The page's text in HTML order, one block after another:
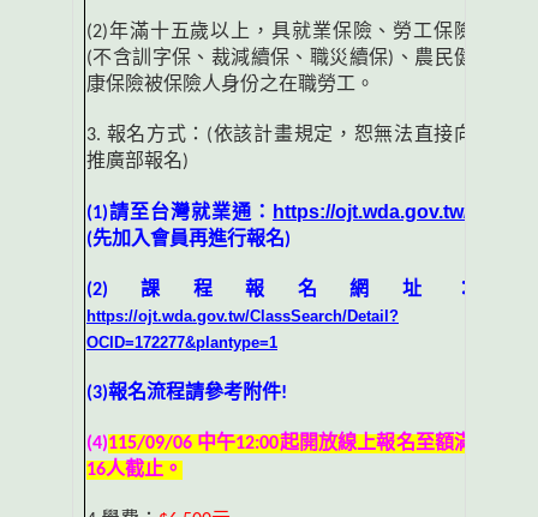
(2)年滿十五歲以上，具就業保險、勞工保險
(不含訓字保、裁減續保、職災續保) 、農民健
康保險被保險人身份之在職勞工。
3. 報名方式： (依該計畫規定，恕無法直接向
推廣部報名)
(1)請至台灣就業通： https://ojt.wda.gov.tw/
(先加入會員再進行報名)
(2) 課程報名網址：
https://ojt.wda.gov.tw/ClassSearch/Detail?
OCID=172277&plantype=1
(3)報名流程請參考附件!
(4)115/09/06 中午12:00起開放線上報名至額滿
16人截止。